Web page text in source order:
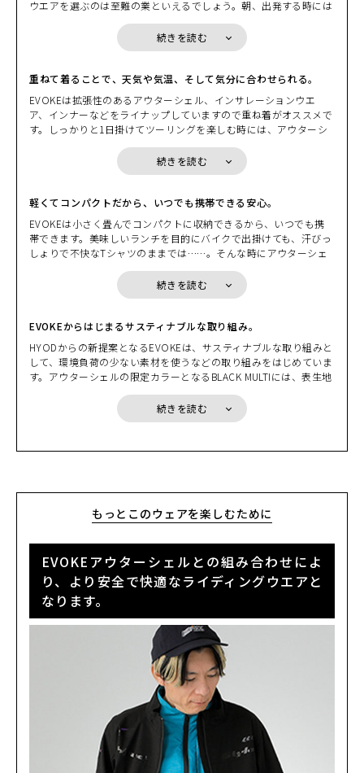
た髪型。アウターシェルを脱ぎバイクにかけるときによぎる少しば
かりの不安。シャワーを浴びたいほどの汗ビッショリになったイン
ナーウエアの不快感。もし、そんな“我慢”や“不快感”が両手に収ま
名はギア・ウエアだ。ウエアでありながらギアの役割を果たす。そ
こにはこんな要素が求められる。“小さく収納”できて、しかも“持
ち運び”がしやすい。気温変化に応じて“重ね着”もできるし“脱い
で”パッカブルに戻すこともできる。ウエアの拡張性を損なわない
コンパクトなプロテクションとのマッチング。EVOKEはバイクを
止めた後に新たな価値を発揮するギア・ウエアだ。「小さく収納し
て、持ち運ぼう」から始まる新発想。GEAR-Wearという新時代が
ウエアを選ぶのは至難の業といえるでしょう。朝、出発する時には
の気温となり、脱ぎたくても荷物になるから脱げないもどかしさ。
そんな時に、小さく畳んで持ち運べるパッカブル機能を備えたEVO
るバッグや、バイクの小物入れの隙間にコンパクトに収納できま
す。荷物になるからと着こまずに我慢したり、着こんで脱げないか
らと我慢したりする必要はないのです。
続きを読む
重ねて着ることで、天気や気温、そして気分に合わせられる。
EVOKEは拡張性のあるアウターシェル、インサレーションウエ
ア、インナーなどをライナップしていますので重ね着がオススメで
す。しっかりと1日掛けてツーリングを楽しむ時には、アウターシ
った温かなインサレーションウエアと重ねてみたり、街中を走る時
であれば適度な通気性がエアクッションとなり衣服内を快適に保つ
としたパターンを採用していますのでかさばらず着心地も軽やかで
す。また、インサレーションウエアやインナーはデザインやカラー
もバリエーションを豊富にご用意しています。インナーとの組み合
わせを楽しんでください。
続きを読む
軽くてコンパクトだから、いつでも携帯できる安心。
EVOKEは小さく畳んでコンパクトに収納できるから、いつでも携
帯できます。美味しいランチを目的にバイクで出掛けても、汗びっ
しょりで不快なTシャツのままでは……。そんな時にアウターシェ
れば、気持ちよく美味しいランチを堪能できることでしょう。ま
た、EVOKEはコンパクトに収納できますので携帯することも簡単
ェルをバイクに掛けておくのはとても不安。風に飛ばされたり、い
たずらされたり、盗まれたりするかもしれません。でも、EVOKE
は小さく畳んでコンパクトに収納でき携帯しやすい。携帯すること
で、そんな不安を解消できるのです。
続きを読む
EVOKEからはじまるサスティナブルな取り組み。
HYODからの新提案となるEVOKEは、サスティナブルな取り組みと
して、環境負荷の少ない素材を使うなどの取り組みをはじめていま
す。アウターシェルの限定カラーとなるBLACK MULTIには、表生地
Oプロテクターは、高い衝撃吸収性を持ちながら単一のポリマー素
材を使うことで簡単にリサイクルすることができます。そして何よ
わせで長い期間着用していただけ、限られた資源を有効に活用でき
続きを読む
もっとこのウェアを楽しむために
EVOKEアウターシェルとの組み合わせによ
り、より安全で快適なライディングウエアと
なります。
BEIGE
カートに入れる
BEIGE
LL
¥20,900 (税込)
BLACK
¥20,900(税込)
カートに入れる
BLACK
¥20,900 (税込)
¥20,900(税込)
カートに入れる
BRICK
LL
¥20,900(税込)
カートに入れる
EMERALD
S
¥20,900(税込)
M
カートに入れる
L
¥20,900(税込)
カートに入れる
EMERALD
LL
¥20,900(税込)
カートに入れる
KHAKI
¥20,900 (税込)
SAND
¥20,900(税込)
SAND
LL
¥20,900(税込)
カートに入れる